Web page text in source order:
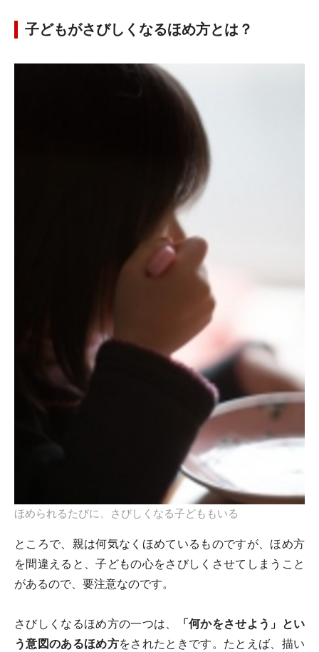
子どもがさびしくなるほめ方とは？
ほめられるたびに、さびしくなる子どももいる
ところで、親は何気なくほめているものですが、ほめ方
を間違えると、子どもの心をさびしくさせてしまうこと
があるので、要注意なのです。
さびしくなるほめ方の一つは、
「何かをさせよう」とい
う意図のあるほめ方をされたときです。たとえば、描い